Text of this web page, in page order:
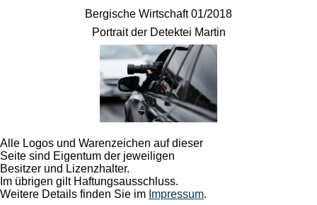
Bergische Wirtschaft 01/2018
Portrait der Detektei Martin
Alle Logos und Warenzeichen auf dieser
Seite sind Eigentum der jeweiligen
Besitzer und Lizenzhalter.
Im übrigen gilt Haftungsausschluss.
Weitere Details finden Sie im Impressum.